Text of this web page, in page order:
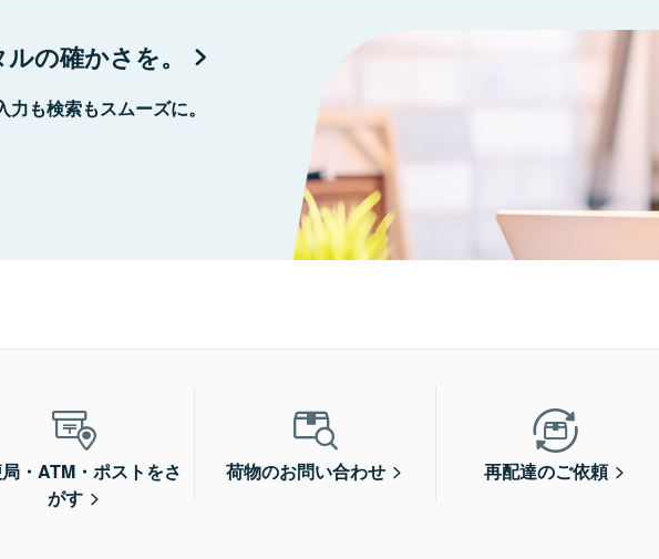
の確かさを。
も検索もスムーズに。
・ATM・ポストをさ
がす
荷物のお問い合わせ 再配達のご依頼